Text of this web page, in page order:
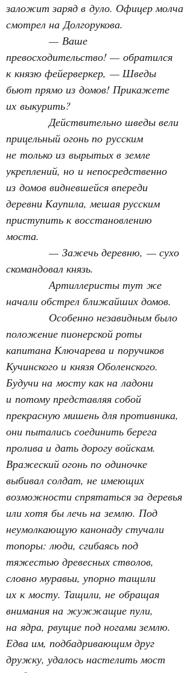
заложит заряд в дуло. Офицер молча
смотрел на Долгорукова.
— Ваше
превосходительство! — обратился
к князю фейерверкер, — Шведы
бьют прямо из домов! Прикажете
их выкурить?
Действительно шведы вели
прицельный огонь по русским
не только из вырытых в земле
укреплений, но и непосредственно
из домов видневшейся впереди
деревни Каупила, мешая русским
приступить к восстановлению
моста.
— Зажечь деревню, — сухо
скомандовал князь.
Артиллеристы тут же
начали обстрел ближайших домов.
Особенно незавидным было
положение пионерской роты
капитана Ключарева и поручиков
Кучинского и князя Оболенского.
Будучи на мосту как на ладони
и потому представляя собой
прекрасную мишень для противника,
они пытались соединить берега
пролива и дать дорогу войскам.
Вражеский огонь по одиночке
выбивал солдат, не имеющих
возможности спрятаться за деревья
или хотя бы лечь на землю. Под
неумолкающую канонаду стучали
топоры: люди, сгибаясь под
тяжестью древесных стволов,
словно муравьи, упорно тащили
их к мосту. Тащили, не обращая
внимания на жужжащие пули,
на ядра, рвущие под ногами землю.
Едва им, подбадривающим друг
дружку, удалось настелить мост